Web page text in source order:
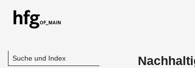
Suche und Index